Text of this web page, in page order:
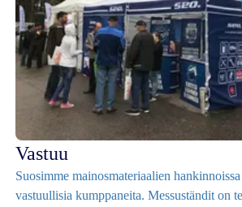
Vastuu
Suosimme mainosmateriaalien
vastuullisia kumppaneita. Messuständit on